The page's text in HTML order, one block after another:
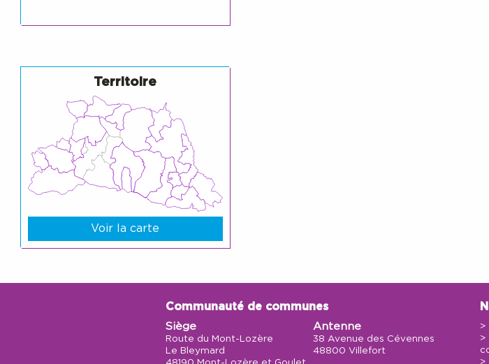
Territoire
Voir la carte
Communauté de communes
Siège
Route du Mont-Lozère
Le Bleymard
Antenne
38 Avenue des Cévennes
48800 Villefort